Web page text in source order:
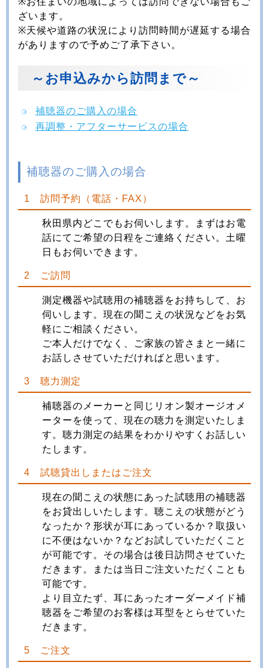
ざいます。
※天候や道路の状況により訪問時間が遅延する場合
がありますので予めご了承下さい。
～お申込みから訪問まで～
補聴器のご購入の場合
再調整・アフターサービスの場合
補聴器のご購入の場合
1 訪問予約（電話・FAX）
秋田県内どこでもお伺いします。まずはお電
話にてご希望の日程をご連絡ください。土曜
日もお伺いできます。
2 ご訪問
測定機器や試聴用の補聴器をお持ちして、お
伺いします。現在の聞こえの状況などをお気
軽にご相談ください。
ご本人だけでなく、ご家族の皆さまと一緒に
お話しさせていただければと思います。
3 聴力測定
補聴器のメーカーと同じリオン製オージオメ
ーターを使って、現在の聴力を測定いたしま
す。聴力測定の結果をわかりやすくお話しい
たします。
4 試聴貸出しまたはご注文
現在の聞こえの状態にあった試聴用の補聴器
をお貸出しいたします。聴こえの状態がどう
なったか？形状が耳にあっているか？取扱い
に不便はないか？などお試していただくこと
が可能です。その場合は後日訪問させていた
だきます。または当日ご注文いただくことも
可能です。
より目立たず、耳にあったオーダーメイド補
聴器をご希望のお客様は耳型をとらせていた
だきます。
5 ご注文